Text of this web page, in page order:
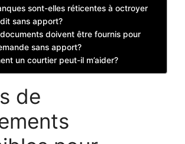
sont-elles réticentes à octroyer
sans apport?
doivent être fournis pour
sans apport?
un courtier peut-il m’aider?
de